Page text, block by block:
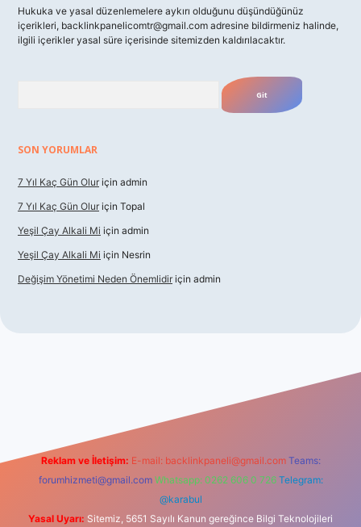
Hukuka ve yasal düzenlemelere aykırı olduğunu düşündüğünüz
içerikleri, backlinkpanelicomtr@gmail.com adresine bildirmeniz halinde,
ilgili içerikler yasal süre içerisinde sitemizden kaldırılacaktır.
SON YORUMLAR
7 Yıl Kaç Gün Olur için admin
7 Yıl Kaç Gün Olur için Topal
Yeşil Çay Alkali Mi için admin
Yeşil Çay Alkali Mi için Nesrin
Değişim Yönetimi Neden Önemlidir için admin
Reklam ve İletişim: E-mail: backlinkpaneli@gmail.com Teams:
forumhizmeti@gmail.com Whatsapp: 0262 606 0 726 Telegram:
@karabul
Yasal Uyarı: Sitemiz, 5651 Sayılı Kanun gereğince Bilgi Teknolojileri